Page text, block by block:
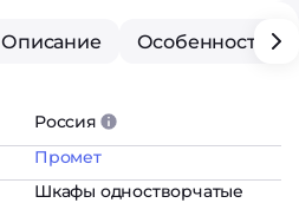
Описание Особенности
Россия
Промет
Шкафы одностворчатые